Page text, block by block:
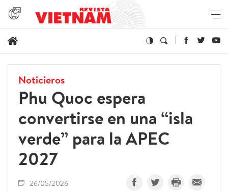
Noticieros
Phu Quoc espera
convertirse en una “isla
verde” para la APEC
2027
26/05/2026